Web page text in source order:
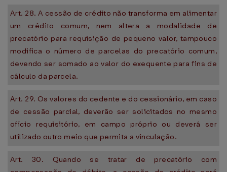
Art. 28. A cessão de crédito não transforma em alimentar
um crédito comum, nem altera a modalidade de
precatório para requisição de pequeno valor, tampouco
modifica o número de parcelas do precatório comum,
devendo ser somado ao valor do exequente para fins de
cálculo da parcela.
Art. 29. Os valores do cedente e do cessionário, em caso
de cessão parcial, deverão ser solicitados no mesmo
ofício requisitório, em campo próprio ou deverá ser
utilizado outro meio que permita a vinculação.
Art. 30. Quando se tratar de precatório com